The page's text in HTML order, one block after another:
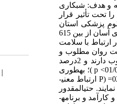
|
1/89 تاریخ پذیرش 5/5/89 چکیده پیش زمینه و هدف: شب­کاری
تحت تأثیر قرار
پزشکی استان
گلستان انجام گرفت. مواد و روش کار: دراین مطالعه توصیفی 152نفر که شرایط ورود به مطالعه را داشتند؛ به­صورت نمونه­گیری آسان از بین 615
با سلامت
نمونه­های مورد پژوهش سلامت روان مطلوب و
48درصد تاحدی مطلوب داشتند. همچنین نتایج مربوط به سلامت جسمانی نشان داد که 69درصد سلامت جسمانی تاحدی مطلوب دارند و 2درصد
سلامت جسمانی مطلوب را دارا هستند. نتایج مربوط به ارتباط سلامت روانی با سلامت جسمانی ارتباط معنی­داری را نشان داد (01/0> p )؛ به­طوری
که هرچه سلامت روان کم­تر شود سلامت جسمانی هم کم­تر می­ شود. همچنین بین سلامت روان با سن(001/0> (P و سابقه­کار(02/0= (P ارتباط معنی­
حتی­المقدور
شیفت ثابت را در برنامه کاری پرستاران قرار دهند تا بلکه بتوانند از عوارض ناشی از شیفت­های در گردش بکاهند. مدیریت مناسب و کارآمد و برنامه­